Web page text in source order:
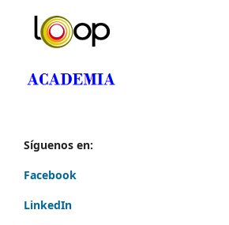
Síguenos en:
Facebook
LinkedIn